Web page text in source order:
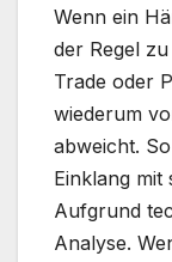
Wenn ein
der Regel
Trade oder
wiederum
abweicht.
Einklang mit
Aufgrund
Analyse.